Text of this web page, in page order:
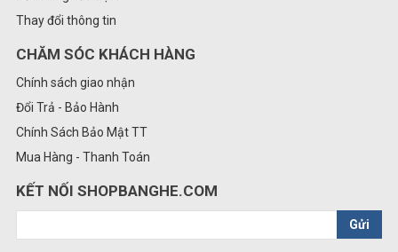
Thay đổi thông tin
CHĂM SÓC KHÁCH HÀNG
Chính sách giao nhận
Đổi Trả - Bảo Hành
Chính Sách Bảo Mật TT
Mua Hàng - Thanh Toán
KẾT NỐI SHOPBANGHE.COM
Gửi